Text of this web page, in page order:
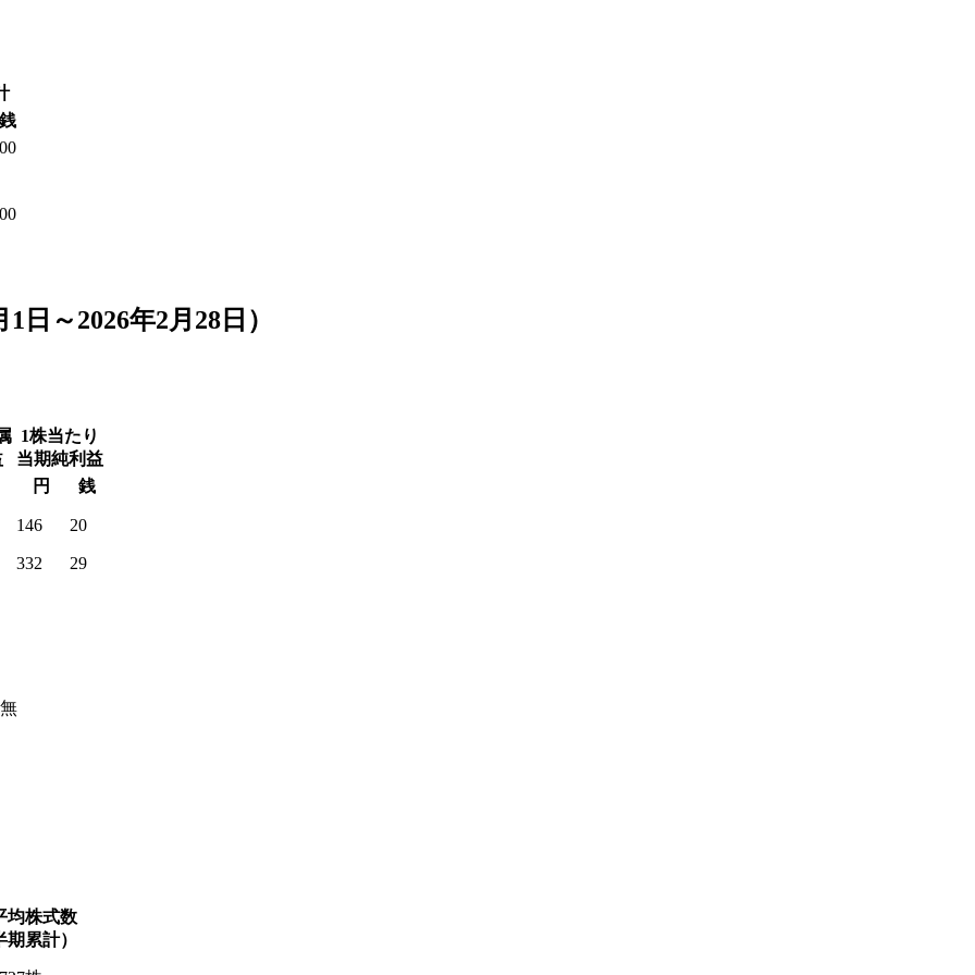
銭
00
00
日～2026年2月28日）
1株当たり
当期純利益
円
銭
146 20
332 29
均株式数
累計）